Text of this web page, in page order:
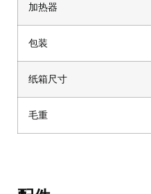
加热器
包装
纸箱尺寸
毛重